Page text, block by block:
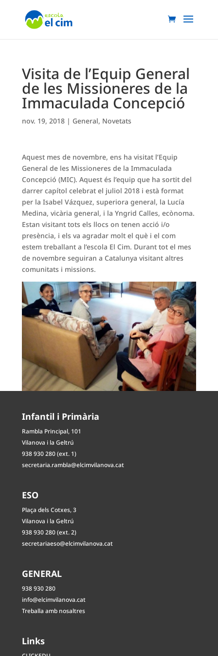
Visita de l’Equip General
de les Missioneres de la
Immaculada Concepció
nov. 19, 2018| General, Novetats
Aquest mes de novembre, ens ha visitat l’Equip
General de les Missioneres de la Immaculada
Concepció (MIC). Aquest és l’equip que ha sortit del
darrer capítol celebrat el juliol 2018 i està format
per la Isabel Vázquez, superiora general, la Lucía
Medina, vicària general, i la Yngrid Calles, ecònoma.
Estan visitant tots els llocs on tenen acció i/o
presència, i els va agradar molt el què i el com
estem treballant a l’escola El Cim. Durant tot el mes
de novembre seguiran a Catalunya visitant altres
comunitats i missions.
Infantil i Primària
Rambla Principal, 101
Vilanova i la Geltrú
938 930 280 (ext. 1)
secretaria.rambla@elcimvilanova.cat
ESO
Plaça dels Cotxes, 3
Vilanova i la Geltrú
938 930 280 (ext. 2)
secretariaeso@elcimvilanova.cat
GENERAL
938 930 280
info@elcimvilanova.cat
Treballa amb nosaltres
Links